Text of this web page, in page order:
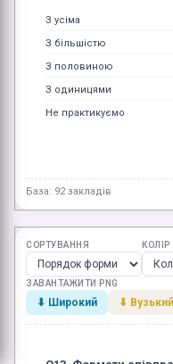
З усіма
З більшістю
З половиною
З одиницями
Не практикуємо
База: 92 закладів
СОРТУВАННЯ КОЛІР
ЗАВАНТАЖИТИ PNG
⬇ Широкий ⬇ Вузький